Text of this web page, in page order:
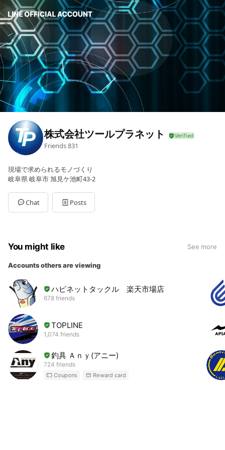
株式会社ツールプラネット
Friends831
現場で求められるモノづくり
岐阜県 岐阜市 旭見ケ池町43-2
Chat Posts
You might like See more
Accounts others are viewing
ハピネットタックル 楽天市場店
678 friends
TOPLINE
1,074 friends
釣具 Ａｎｙ(アニー)
724 friends
Coupons Reward card